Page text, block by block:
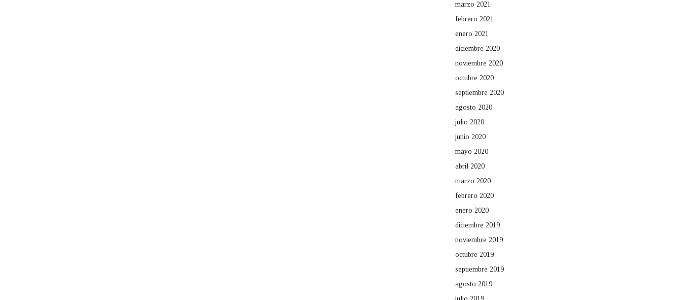
marzo 2021
febrero 2021
enero 2021
diciembre 2020
noviembre 2020
octubre 2020
septiembre 2020
agosto 2020
julio 2020
junio 2020
mayo 2020
abril 2020
marzo 2020
febrero 2020
enero 2020
diciembre 2019
noviembre 2019
octubre 2019
septiembre 2019
agosto 2019